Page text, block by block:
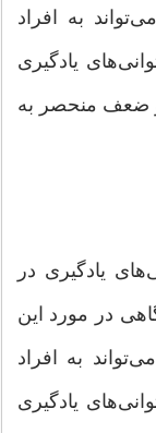
به افراد
یادگیری
و ضعف منحصر به
یادگیری در
در مورد این
به افراد
یادگیری